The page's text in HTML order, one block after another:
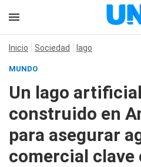
Inicio Sociedad lago
MUNDO
Un lago
construido en
para asegurar
comercial clave